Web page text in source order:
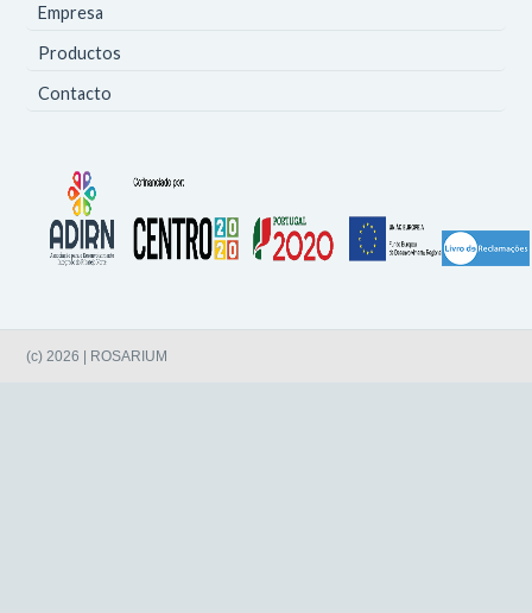
Empresa
Productos
Contacto
(c) 2026 | ROSARIUM